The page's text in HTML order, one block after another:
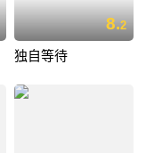
8.2
独自等待